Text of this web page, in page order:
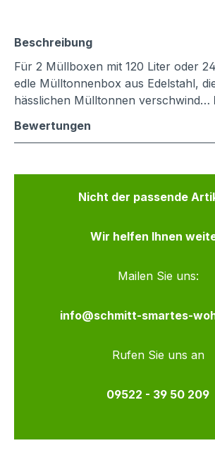
Beschreibung
Für 2 Müllboxen mit 120 Liter oder
edle Mülltonnenbox aus Edelstahl,
hässlichen Mülltonnen verschwind…
Bewertungen
Nicht der passende
Wir helfen Ihnen
Mailen Sie uns:
info@schmitt-smartes-
Rufen Sie uns an
09522 - 39 50 209